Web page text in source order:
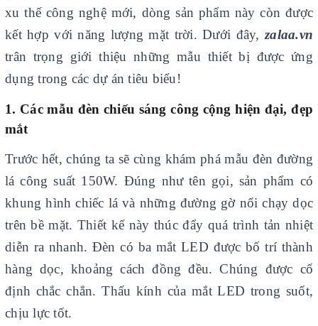
xu thế công nghệ mới, dòng sản phẩm này còn được
kết hợp với năng lượng mặt trời. Dưới đây, zalaa.vn
trân trọng giới thiệu những mẫu thiết bị được ứng
dụng trong các dự án tiêu biểu!
1. Các mẫu đèn chiếu sáng công cộng hiện đại, đẹp
mắt
Trước hết, chúng ta sẽ cùng khám phá mẫu đèn đường
lá công suất 150W. Đúng như tên gọi, sản phẩm có
khung hình chiếc lá và những đường gờ nổi chạy dọc
trên bề mặt. Thiết kế này thúc đẩy quá trình tản nhiệt
diễn ra nhanh. Đèn có ba mắt LED được bố trí thành
hàng dọc, khoảng cách đồng đều. Chúng được cố
định chắc chắn. Thấu kính của mắt LED trong suốt,
chịu lực tốt.